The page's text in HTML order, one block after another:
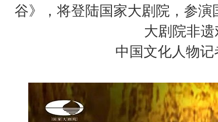
谷》，将登陆国家大剧院，参演
大剧院非
中国文化人物